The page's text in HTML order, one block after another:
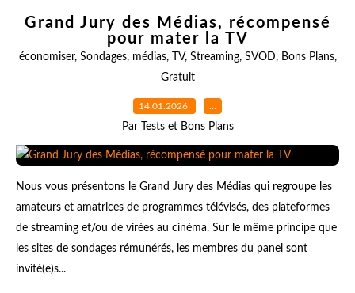
Grand Jury des Médias, récompensé
pour mater la TV
économiser, Sondages, médias, TV, Streaming, SVOD, Bons Plans,
Gratuit
14.01.2026 …
Par Tests et Bons Plans
Nous vous présentons le Grand Jury des Médias qui regroupe les
amateurs et amatrices de programmes télévisés, des plateformes
de streaming et/ou de virées au cinéma. Sur le même principe que
les sites de sondages rémunérés, les membres du panel sont
invité(e)s...